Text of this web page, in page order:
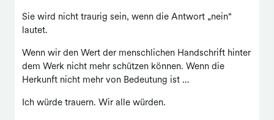
Sie wird nicht traurig sein, wenn die Antwort „nein“
lautet.
Wenn wir den Wert der menschlichen Handschrift hinter
dem Werk nicht mehr schützen können. Wenn die
Herkunft nicht mehr von Bedeutung ist …
Ich würde trauern. Wir alle würden.